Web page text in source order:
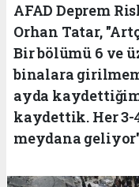
AFAD Deprem
Orhan Tatar,
Bir bölümü 6 ve
binalara
ayda
kaydettik. Her 3-
meydana